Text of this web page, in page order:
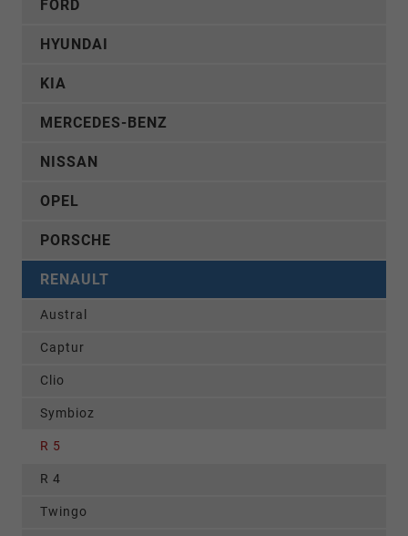
FORD
HYUNDAI
KIA
MERCEDES-BENZ
NISSAN
OPEL
PORSCHE
RENAULT
Austral
Captur
Clio
Symbioz
R 5
R 4
Twingo